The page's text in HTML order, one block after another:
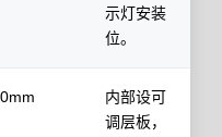
示灯安装
位。
内部设可
调层板，